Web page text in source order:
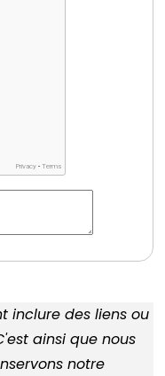
inclure des liens ou
ainsi que nous
notre